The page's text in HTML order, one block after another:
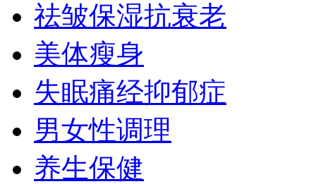
祛皱保湿抗衰老
美体瘦身
失眠痛经抑郁症
男女性调理
养生保健